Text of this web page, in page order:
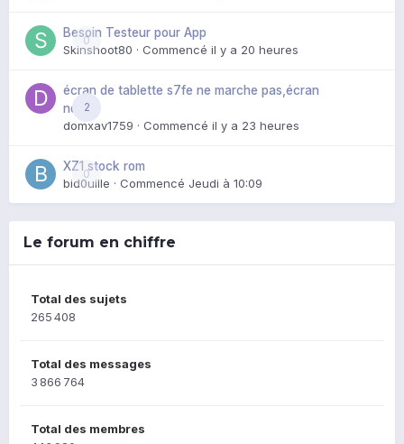
0
Besoin Testeur pour App
Skinshoot80 · Commencé il y a 20 heures
2
écran de tablette s7fe ne marche pas,écran
noir
domxav1759 · Commencé il y a 23 heures
0
XZ1 stock rom
bid0uille · Commencé Jeudi à 10:09
Le forum en chiffre
Total des sujets
265 408
Total des messages
3 866 764
Total des membres